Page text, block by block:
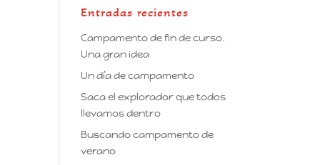
Entradas recientes
Campamento de fin de curso.
Una gran idea
Un día de campamento
Saca el explorador que todos
llevamos dentro
Buscando campamento de
verano